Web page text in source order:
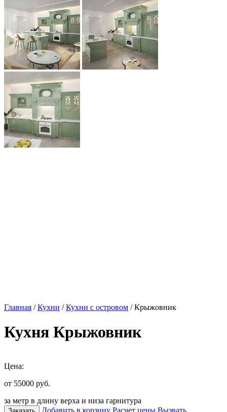
Главная /Кухни /Кухни с островом / Крыжовник
Кухня Крыжовник
Цена:
от 55000 руб.
за метр в длину верха и низа гарнитура
Добавить в корзину Расчет цены Вызвать